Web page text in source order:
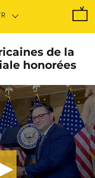
de la
honorées